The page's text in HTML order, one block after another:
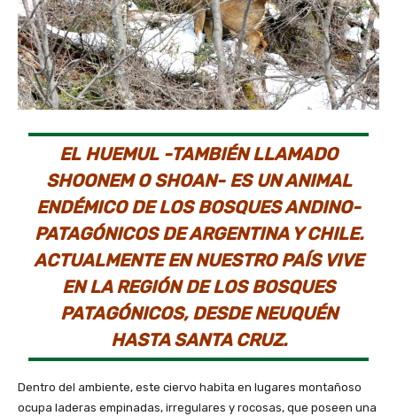
EL HUEMUL -TAMBIÉN LLAMADO
SHOONEM O SHOAN- ES UN ANIMAL
ENDÉMICO DE LOS BOSQUES ANDINO-
PATAGÓNICOS DE ARGENTINA Y CHILE.
ACTUALMENTE EN NUESTRO PAÍS VIVE
EN LA REGIÓN DE LOS BOSQUES
PATAGÓNICOS, DESDE NEUQUÉN
HASTA SANTA CRUZ.
Dentro del ambiente, este ciervo habita en lugares montañoso
ocupa laderas empinadas, irregulares y rocosas, que poseen una